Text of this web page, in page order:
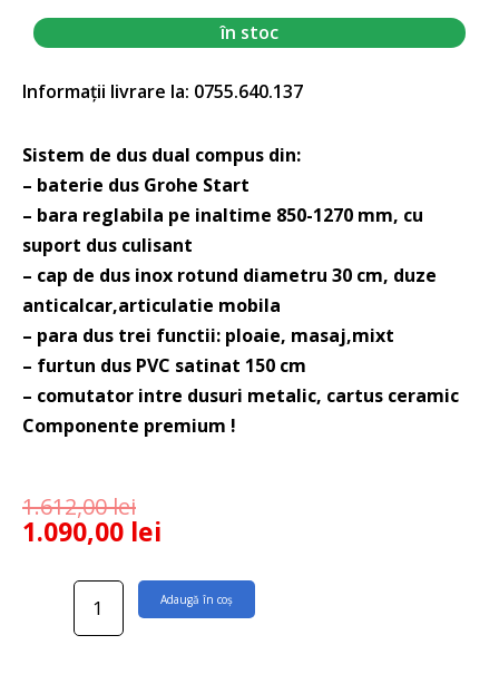
în stoc
Informații livrare la: 0755.640.137
Sistem de dus dual compus din:
– baterie dus Grohe Start
– bara reglabila pe inaltime 850-1270 mm, cu
suport dus culisant
– cap de dus inox rotund diametru 30 cm, duze
anticalcar,articulatie mobila
– para dus trei functii: ploaie, masaj,mixt
– furtun dus PVC satinat 150 cm
– comutator intre dusuri metalic, cartus ceramic
Componente premium !
1.612,00lei
1.090,00 lei
Cantitate
Adaugă în coș